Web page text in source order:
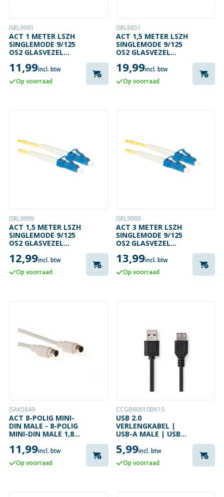
ISRL9991
ACT 1 METER LSZH
SINGLEMODE 9/125
OS2 GLASVEZEL
SIMPLEX MET LC
CONNECTOREN
11,99incl. btw
Op voorraad
ISRL8851
ACT 1,5 METER LSZH
SINGLEMODE 9/125
OS2 GLASVEZEL
DUPLEX MET SC/APC
CONNECTOREN
19,99incl. btw
Op voorraad
ISRL9999
ACT 1,5 METER LSZH
SINGLEMODE 9/125
OS2 GLASVEZEL
SIMPLEX LC
CONNECTOREN
12,99incl. btw
Op voorraad
ISRL9993
ACT 3 METER LSZH
SINGLEMODE 9/125
OS2 GLASVEZEL
SIMPLEX MET LC
CONNECTOREN
13,99incl. btw
Op voorraad
ISAK5849
ACT 8-POLIG MINI-
DIN MALE - 8-POLIG
MINI-DIN MALE 1,80
11,99incl. btw
Op voorraad
CCGB60010BK10
USB 2.0
VERLENGKABEL |
USB-A MALE | USB-A
5,99incl. btw
Op voorraad